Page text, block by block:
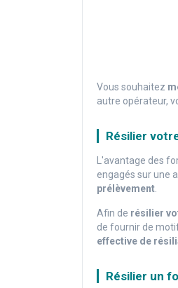
Vous souhaitez
autre opérateur,
Résilier
L'avantage des
engagés sur une
prélèvement
Afin de résilier
de fournir de
effective de
Résilier un